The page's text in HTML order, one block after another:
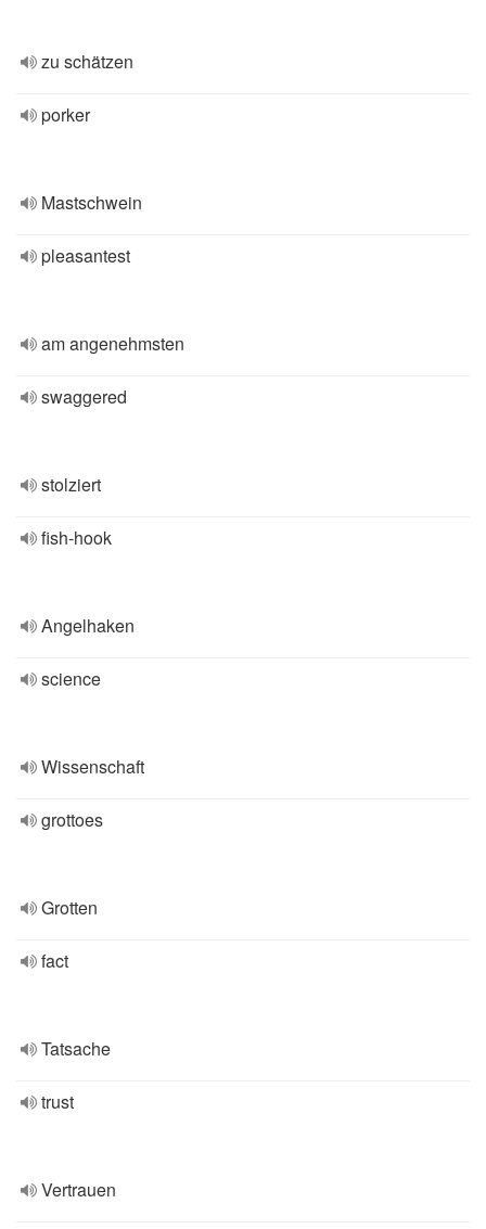
zu schätzen
porker
Mastschwein
pleasantest
am angenehmsten
swaggered
stolziert
fish-hook
Angelhaken
science
Wissenschaft
grottoes
Grotten
fact
Tatsache
trust
Vertrauen